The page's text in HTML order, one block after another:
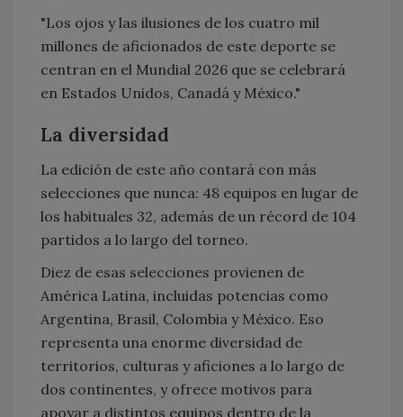
"Los ojos y las ilusiones de los cuatro mil
millones de aficionados de este deporte se
centran en el Mundial 2026 que se celebrará
en Estados Unidos, Canadá y México."
La diversidad
La edición de este año contará con más
selecciones que nunca: 48 equipos en lugar de
los habituales 32, además de un récord de 104
partidos a lo largo del torneo.
Diez de esas selecciones provienen de
América Latina, incluidas potencias como
Argentina, Brasil, Colombia y México. Eso
representa una enorme diversidad de
territorios, culturas y aficiones a lo largo de
dos continentes, y ofrece motivos para
apoyar a distintos equipos dentro de la